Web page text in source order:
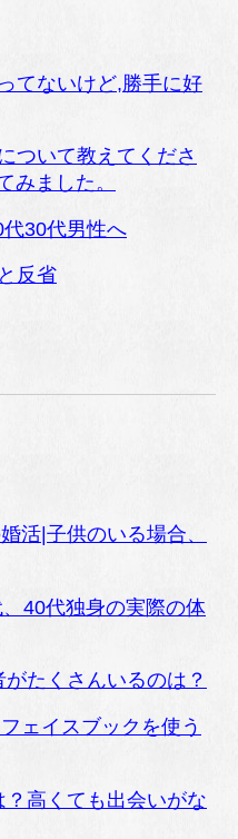
てないけど,勝手に好
ついて教えてくださ
みました。
30代男性へ
反省
活|子供のいる場合、
40代独身の実際の体
たくさんいるのは？
ェイスブックを使う
高くても出会いがな